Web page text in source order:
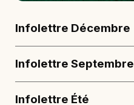
Infolettre Décembre
Infolettre Septembre
Infolettre Été